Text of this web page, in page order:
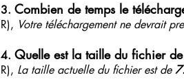
3. Combien de temps le
R), Votre téléchargement ne devrait
4. Quelle est la taille du fichier
R), La taille actuelle du fichier est de